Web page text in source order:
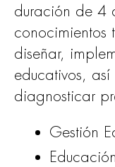
duración de 4
conocimientos
diseñar,
educativos,
diagnosticar
Gestión